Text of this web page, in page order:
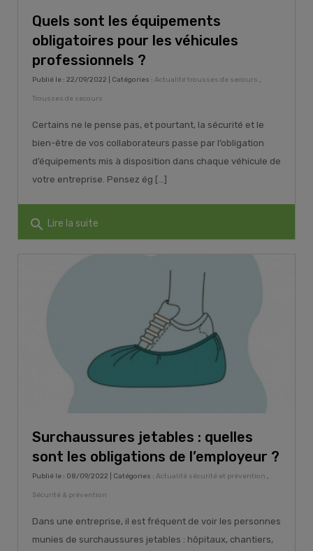
Quels sont les équipements
obligatoires pour les véhicules
professionnels ?
Publié le : 22/09/2022 | Catégories : Actualité trousses de secours ,
Trousses de secours
Certains ne le pense pas, et pourtant, la sécurité et le
bien-être de vos collaborateurs passe par l’obligation
d’équipements mis à disposition dans chaque véhicule de
votre entreprise. Pensez ég [...]
search Lire la suite
Surchaussures jetables : quelles
sont les obligations de l’employeur ?
Publié le : 08/09/2022 | Catégories : Actualité sécurité et prévention ,
Sécurité & prévention
Dans une entreprise, il est fréquent de voir les personnes
munies de surchaussures jetables : hôpitaux, chantiers,